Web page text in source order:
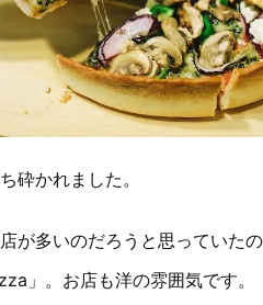
砕かれました。
が多いのだろうと思っていた
」。お店も洋の雰囲気です。